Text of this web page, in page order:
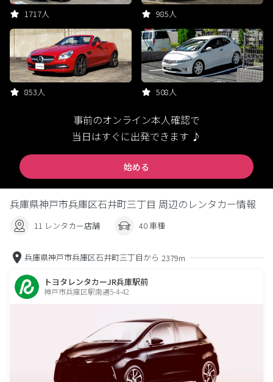
1717人 985人
853人 508人
事前のオンライン本人確認で
当日はすぐに出発できます ♪
始める
兵庫県神戸市兵庫区石井町三丁目 周辺のレンタカー情報
11 レンタカー店舗 40 車種
兵庫県神戸市兵庫区石井町三丁目から 2379m
トヨタレンタカーJR兵庫駅前
神戸市兵庫区駅南通5-4-42